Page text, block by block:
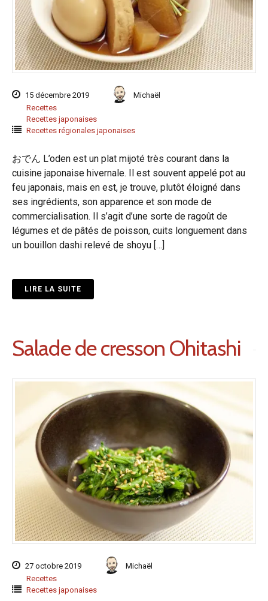
15 décembre 2019
Michaël
Recettes
Recettes japonaises
Recettes régionales japonaises
おでん L’oden est un plat mijoté très courant dans la
cuisine japonaise hivernale. Il est souvent appelé pot au
feu japonais, mais en est, je trouve, plutôt éloigné dans
ses ingrédients, son apparence et son mode de
commercialisation. Il s’agit d’une sorte de ragoût de
légumes et de pâtés de poisson, cuits longuement dans
un bouillon dashi relevé de shoyu […]
LIRE LA SUITE
Salade de cresson Ohitashi
27 octobre 2019
Michaël
Recettes
Recettes japonaises